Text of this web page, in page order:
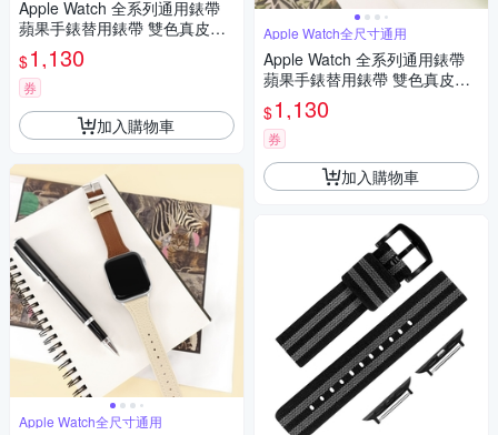
Apple Watch 全系列通用錶帶
蘋果手錶替用錶帶 雙色真皮錶
帶-粉x米白色
$1,130
券
加入購物車
Apple Watch全尺寸通用
Apple Watch全尺寸通用
Apple Watch 全系列通用錶帶
蘋果手錶替用錶帶 雙色真皮錶
帶-綠x米白色
$1,130
券
加入購物車